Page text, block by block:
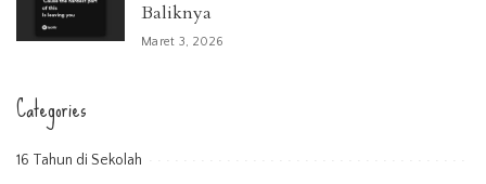
Baliknya
Maret 3, 2026
Categories
16 Tahun di Sekolah